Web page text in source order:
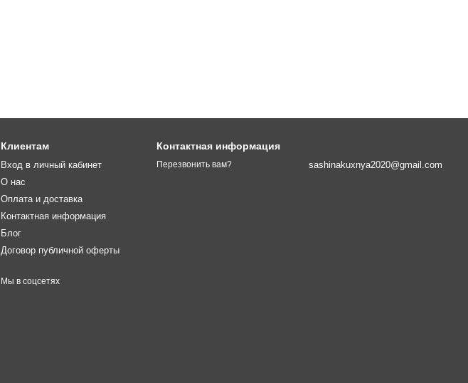
Клиентам
Вход в личный кабинет
О нас
Оплата и доставка
Контактная информация
Блог
Договор публичной оферты
Мы в соцсетях
Контактная информация
Перезвонить вам? sashinakuxnya2020@gmail.com